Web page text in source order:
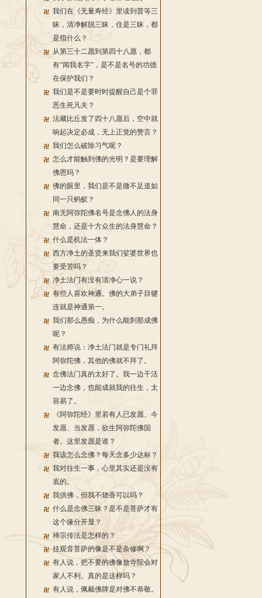
我们在《无量寿经》里读到普等三
昧，清净解脱三昧，住是三昧，都
是指什么？
从第三十二愿到第四十八愿，都
有“闻我名字”，是不是名号的功德
在保护我们？
我们是不是要时时提醒自己是个罪
恶生死凡夫？
法藏比丘发了四十八愿后，空中就
响起决定必成，无上正觉的赞言？
我们怎么破除习气呢？
怎么才能触到佛的光明？是要理解
佛恩吗？
佛的眼里，我们是不是微不足道如
同一只蚂蚁？
南无阿弥陀佛名号是念佛人的法身
慧命，还是十方众生的法身慧命？
什么是机法一体？
西方净土的圣贤来我们娑婆世界也
要受苦吗？
净土法门有没有清净心一说？
有些人喜欢神通。佛的大弟子目犍
连就是神通第一。
我们那么愚痴，为什么能刹那成佛
呢？
有法师说：净土法门就是专门礼拜
阿弥陀佛，其他的佛就不拜了。
念佛法门真的太好了。我一边干活
一边念佛，也能成就我的往生，太
容易了。
《阿弥陀经》里若有人已发愿、今
发愿、当发愿，欲生阿弥陀佛国
者。这里发愿是谁？
我该怎么念佛？每天念多少达标？
我对往生一事，心里其实还是没有
底的。
我供佛，但我不烧香可以吗？
什么是念佛三昧？是不是菩萨才有
这个缘分开显？
禅宗传法是怎样的？
挂观音菩萨的像是不是杂修啊？
有人说，把不要的佛像放寺院会对
家人不利。真的是这样吗？
有人说，佩戴佛牌是对佛不恭敬。